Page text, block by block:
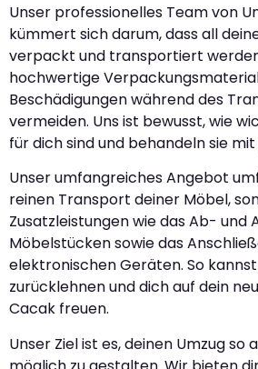
Unser professionelles Team von
kümmert sich darum, dass all
verpackt und transportiert
hochwertige
Beschädigungen während des
vermeiden. Uns ist bewusst, wie
für dich sind und behandeln sie
Unser umfangreiches Angebot
reinen Transport deiner Möbel,
Zusatzleistungen wie das Ab- und
Möbelstücken sowie das
elektronischen Geräten. So
zurücklehnen und dich auf dein
Cacak freuen.
Unser Ziel ist es, deinen Umzug so